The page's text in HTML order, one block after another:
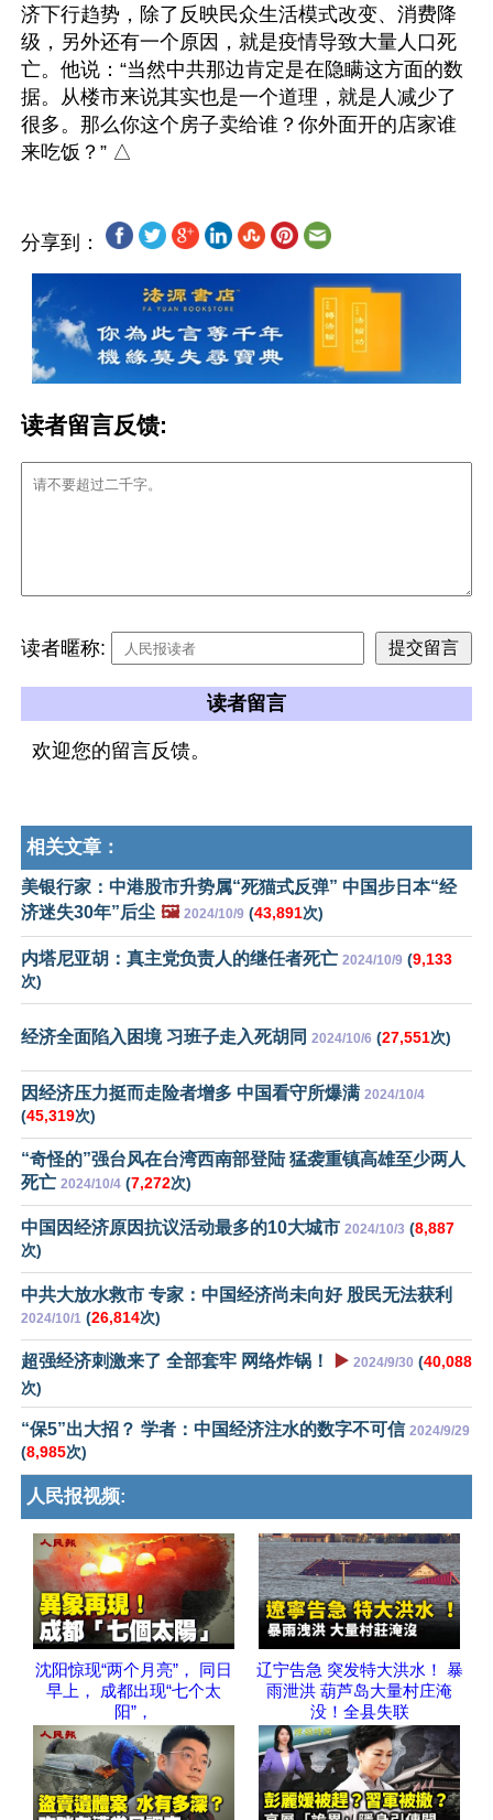
济下行趋势，除了反映民众生活模式改变、消费降
级，另外还有一个原因，就是疫情导致大量人口死
亡。他说：“当然中共那边肯定是在隐瞒这方面的数
据。从楼市来说其实也是一个道理，就是人减少了
很多。那么你这个房子卖给谁？你外面开的店家谁
分享到：
读者留言反馈:
读者暱称:
读者留言
欢迎您的留言反馈。
相关文章：
美银行家：中港股市升势属“死猫式反弹” 中国步日本“经
济迷失30年”后尘 🖼️ 2024/10/9 (43,891次)
内塔尼亚胡：真主党负责人的继任者死亡 2024/10/9 (9,133
次)
经济全面陷入困境 习班子走入死胡同 2024/10/6 (27,551次)
因经济压力挺而走险者增多 中国看守所爆满 2024/10/4
(45,319次)
“奇怪的”强台风在台湾西南部登陆 猛袭重镇高雄至少两人
死亡 2024/10/4 (7,272次)
中国因经济原因抗议活动最多的10大城市 2024/10/3 (8,887
次)
中共大放水救市 专家：中国经济尚未向好 股民无法获利
2024/10/1 (26,814次)
超强经济刺激来了 全部套牢 网络炸锅！ ▶️ 2024/9/30 (40,088
次)
“保5”出大招？ 学者：中国经济注水的数字不可信 2024/9/29
(8,985次)
人民报视频:
沈阳惊现“两个月亮”， 同日
早上， 成都出现“七个太
阳”，
辽宁告急 突发特大洪水！ 暴
雨泄洪 葫芦岛大量村庄淹
没！全县失联